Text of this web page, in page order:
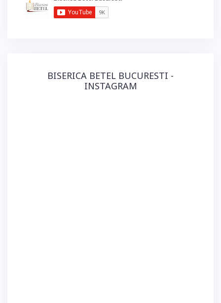
BISERICA BETEL BUCURESTI -
INSTAGRAM